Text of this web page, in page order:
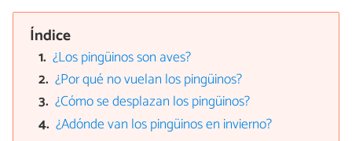
Índice
¿Los pingüinos son aves?
¿Por qué no vuelan los pingüinos?
¿Cómo se desplazan los pingüinos?
¿Adónde van los pingüinos en invierno?